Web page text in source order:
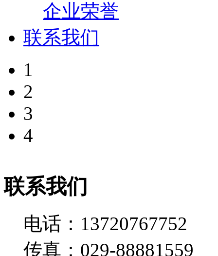
企业荣誉
联系我们
1
2
3
4
联系我们
电话：13720767752
传真：029-88881559